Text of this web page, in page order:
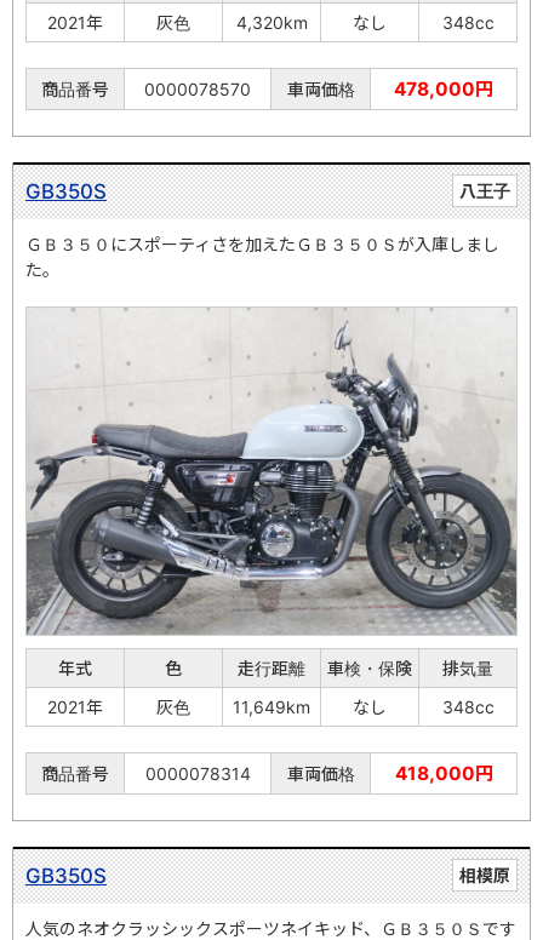
2021年
灰色 4,320km なし 348cc
商品番号 0000078570 車両価格 478,000円
八王子
GB350S
ＧＢ３５０にスポーティさを加えたＧＢ３５０Ｓが入庫しまし
た。
年式 色 走行距離 車検・保険
排気量
2021年
灰色 11,649km なし 348cc
商品番号 0000078314 車両価格 418,000円
相模原
GB350S
人気のネオクラッシックスポーツネイキッド、ＧＢ３５０Ｓです